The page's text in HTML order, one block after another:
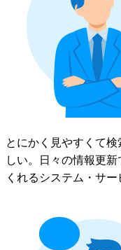
とにかく見やすくて
しい。日々の情報更
くれるシステム・サー